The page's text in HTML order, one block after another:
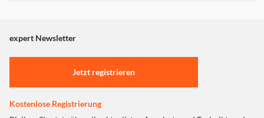
"Marketing".
Einstellungen anpassen
expert Newsletter
Jetzt registrieren
Kostenlose Registrierung